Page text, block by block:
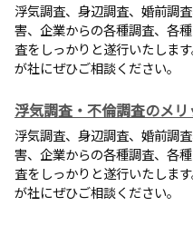
浮気調査、身辺調査、婚前調査
害、企業からの各種調査、各
査をしっかりと遂行いたしま
が社にぜひご相談ください。
浮気調査・不倫調査のメリ
浮気調査、身辺調査、婚前調査
害、企業からの各種調査、各
査をしっかりと遂行いたしま
が社にぜひご相談ください。